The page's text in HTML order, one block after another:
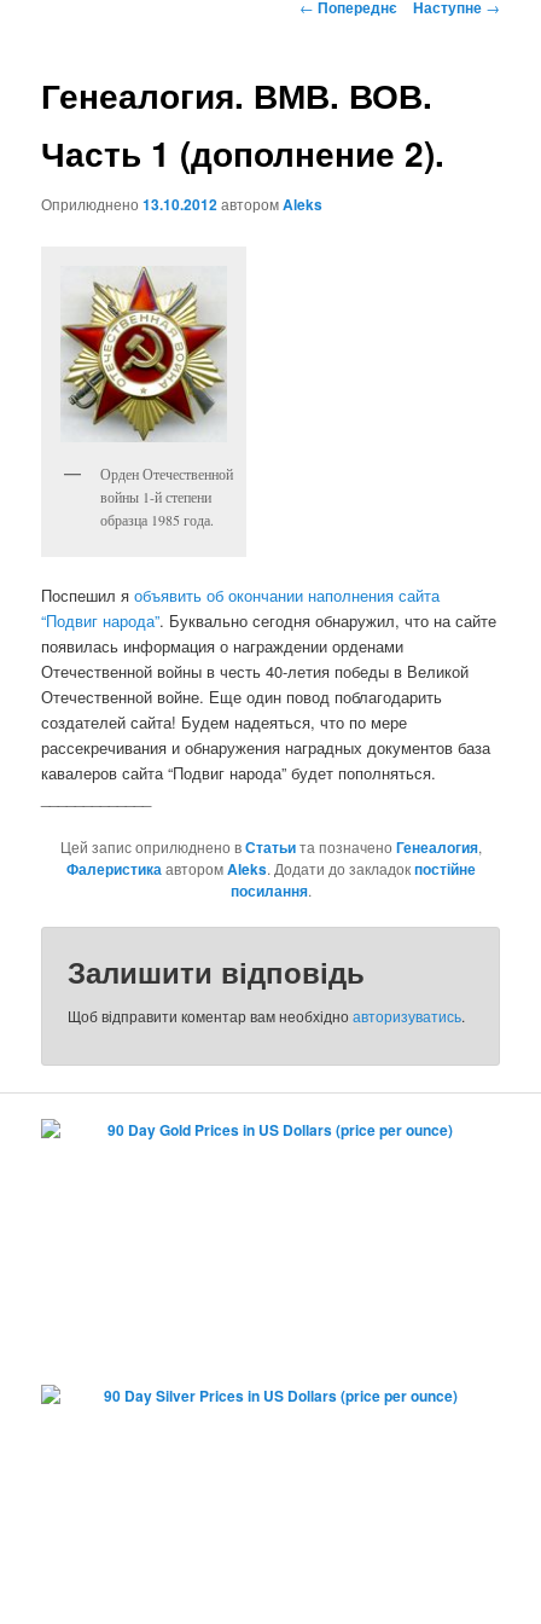
← Попереднє Наступне →
Генеалогия. ВМВ. ВОВ.
Часть 1 (дополнение 2).
Оприлюднено13.10.2012авторомAleks
Орден Отечественной
войны 1-й степени
образца 1985 года.
Поспешил яобъявить об окончании наполнения сайта
“Подвиг народа”. Буквально сегодня обнаружил, что на сайте
появилась информация о награждении орденами
Отечественной войны в честь 40-летия победы в Великой
Отечественной войне. Еще один повод поблагодарить
создателей сайта! Будем надеяться, что по мере
рассекречивания и обнаружения наградных документов база
кавалеров сайта “Подвиг народа” будет пополняться.
Цей запис оприлюднено вСтатьита позначено Генеалогия,
Фалеристика авторомAleks. Додати до закладокпостійне
посилання.
Залишити відповідь
Щоб відправити коментар вам необхідноавторизуватись.